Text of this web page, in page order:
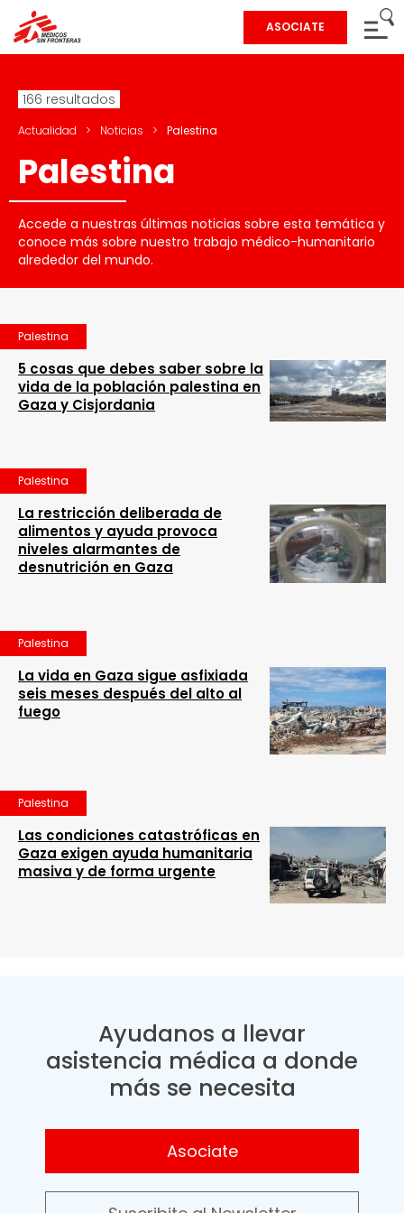
ASOCIATE
166 resultados
Actualidad > Noticias > Palestina
Palestina
Accede a nuestras últimas noticias sobre esta temática y
conoce más sobre nuestro trabajo médico-humanitario
alrededor del mundo.
Palestina
5 cosas que debes saber sobre la
vida de la población palestina en
Gaza y Cisjordania
Palestina
La restricción deliberada de
alimentos y ayuda provoca
niveles alarmantes de
desnutrición en Gaza
Palestina
La vida en Gaza sigue asfixiada
seis meses después del alto al
fuego
Palestina
Las condiciones catastróficas en
Gaza exigen ayuda humanitaria
masiva y de forma urgente
Ayudanos a llevar
asistencia médica a donde
más se necesita
Asociate